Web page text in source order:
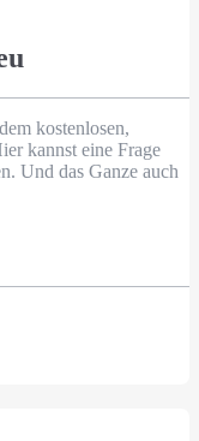
kostenlosen,
kannst eine Frage
Und das Ganze auch